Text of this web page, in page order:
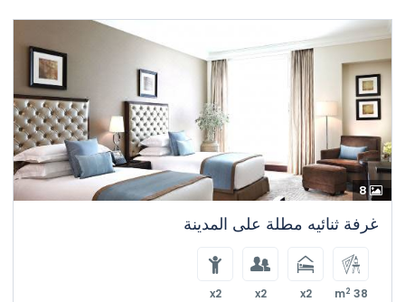
8
غرفة ثنائيه مطلة على المدينة
38 m
2
x2
x2
x2